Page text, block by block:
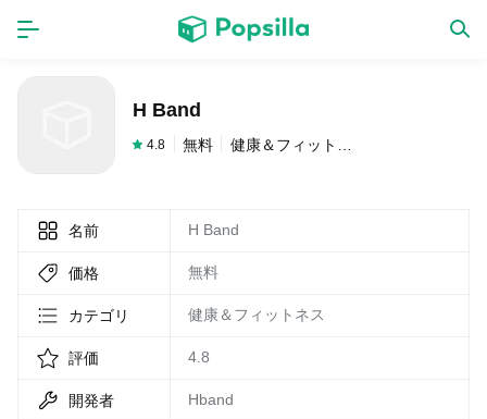
新作
LINE無料スタンプ
H Band
4.8 無料
名前 H Band
価格 無料
カテゴリ 健康＆フィットネス
評価 4.8
開発者 Hband